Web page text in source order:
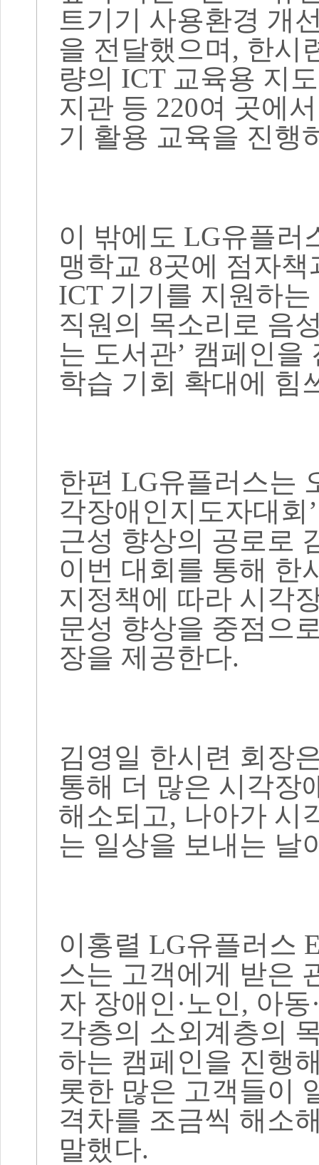
트기기 사용환경 개
을 전달했으며, 한시
량의 ICT 교육용 지
지관 등 220여 곳에
기 활용 교육을 진행
이 밖에도 LG유플러
맹학교 8곳에 점자
ICT 기기를 지원하는
직원의 목소리로 음
는 도서관’ 캠페인을
학습 기회 확대에 힘
한편 LG유플러스는
각장애인지도자대회 ’
근성 향상의 공로로
이번 대회를 통해 한
지정책에 따라 시각
문성 향상을 중점으
장을 제공한다.
김영일 한시련 회장
통해 더 많은 시각장
해소되고, 나아가 시
는 일상을 보내는 날
이홍렬 LG유플러스
스는 고객에게 받은
자 장애인 ·노인, 아동
각층의 소외계층의
하는 캠페인을 진행
롯한 많은 고객들이
격차를 조금씩 해소
말했다.